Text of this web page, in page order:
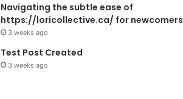
Navigating the subtle ease of
https://loricollective.ca/ for newcomers
3 weeks ago
Test Post Created
3 weeks ago